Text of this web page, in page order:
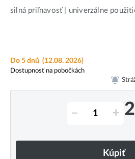
silná priľnavosť | univerzálne
Do 5 dnů (12.08. 2026)
Dostupnosť na pobočkách
– +
Kúpiť